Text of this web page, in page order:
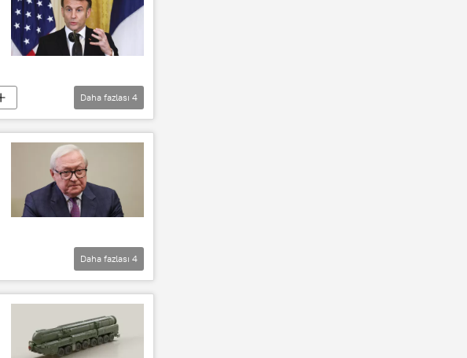
Daha fazlası 4
Daha fazlası 4